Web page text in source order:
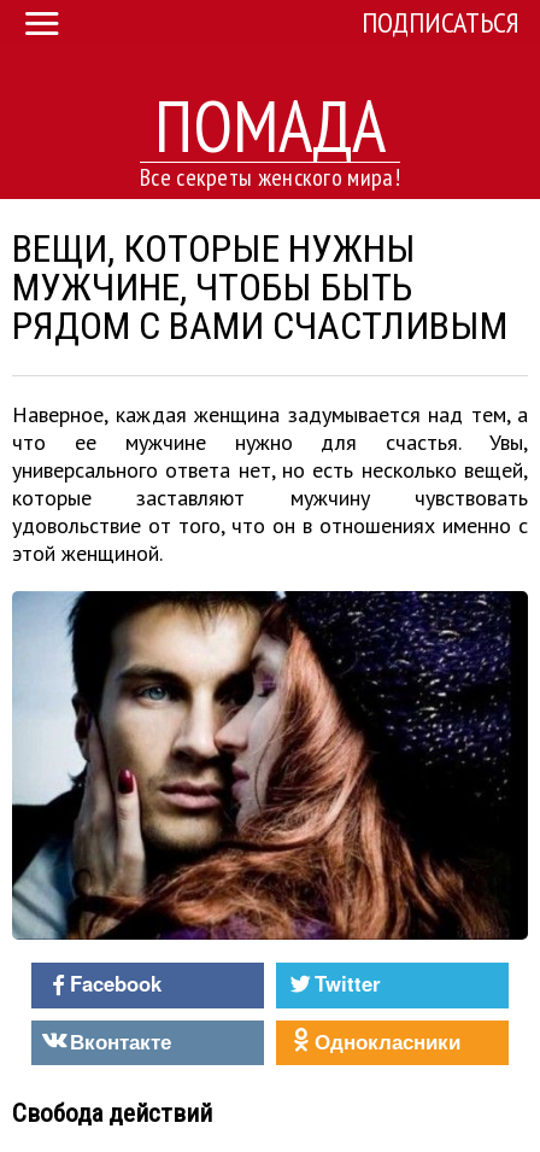
ПОМАДА
Все секреты женского мира!
ПОДПИСАТЬСЯ
ВЕЩИ, КОТОРЫЕ НУЖНЫ
МУЖЧИНЕ, ЧТОБЫ БЫТЬ
РЯДОМ С ВАМИ СЧАСТЛИВЫМ
Наверное, каждая женщина задумывается над тем, а
что ее мужчине нужно для счастья. Увы,
универсального ответа нет, но есть несколько вещей,
которые заставляют мужчину чувствовать
удовольствие от того, что он в отношениях именно с
этой женщиной.
Facebook
Twitter
Вконтакте
Однокласники
Свобода действий